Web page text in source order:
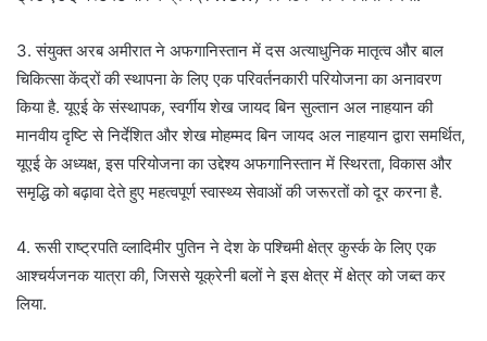
3. संयुक्त अरब अमीरात ने अफगानिस्तान में दस अत्याधुनिक मातृत्व और बाल
चिकित्सा केंद्रों की स्थापना के लिए एक परिवर्तनकारी परियोजना का अनावरण
किया है. यूएई के संस्थापक, स्वर्गीय शेख जायद बिन सुल्तान अल नाहयान की
मानवीय दृष्टि से निर्देशित और शेख मोहम्मद बिन जायद अल नाहयान द्वारा समर्थित,
यूएई के अध्यक्ष, इस परियोजना का उद्देश्य अफगानिस्तान में स्थिरता, विकास और
समृद्धि को बढ़ावा देते हुए महत्वपूर्ण स्वास्थ्य सेवाओं की जरूरतों को दूर करना है.
4. रूसी राष्ट्रपति व्लादिमीर पुतिन ने देश के पश्चिमी क्षेत्र कुर्स्क के लिए एक
आश्चर्यजनक यात्रा की, जिससे यूक्रेनी बलों ने इस क्षेत्र में क्षेत्र को जब्त कर
लिया.